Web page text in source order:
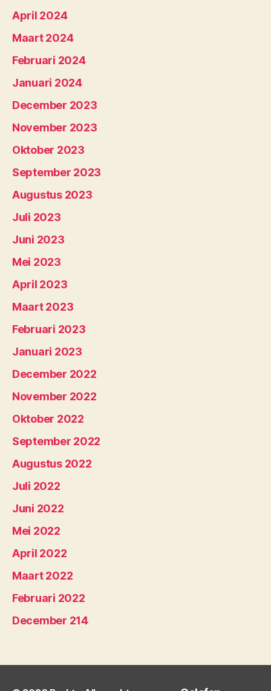
April 2024
Maart 2024
Februari 2024
Januari 2024
December 2023
November 2023
Oktober 2023
September 2023
Augustus 2023
Juli 2023
Juni 2023
Mei 2023
April 2023
Maart 2023
Februari 2023
Januari 2023
December 2022
November 2022
Oktober 2022
September 2022
Augustus 2022
Juli 2022
Juni 2022
Mei 2022
April 2022
Maart 2022
Februari 2022
December 214